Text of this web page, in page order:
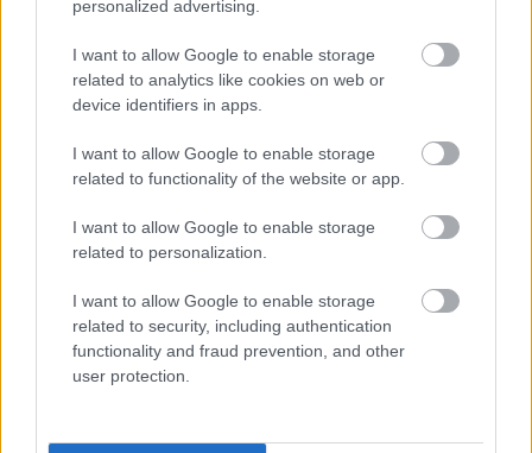
personalized advertising.
I want to allow Google to enable storage
related to analytics like cookies on web or
device identifiers in apps.
I want to allow Google to enable storage
related to functionality of the website or app.
I want to allow Google to enable storage
related to personalization.
I want to allow Google to enable storage
related to security, including authentication
functionality and fraud prevention, and other
user protection.
További bejegyzések